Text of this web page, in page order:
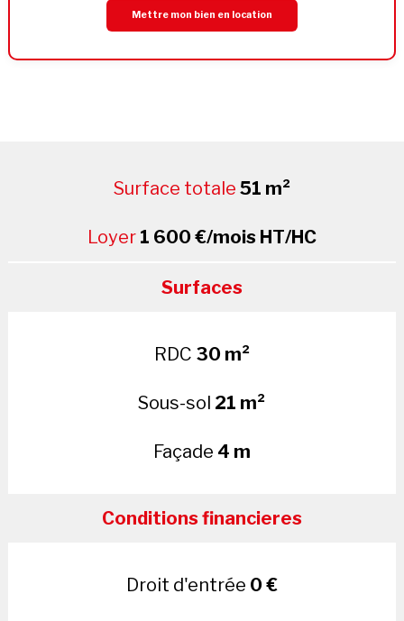
Mettre mon bien en location
Surface totale 51 m²
Loyer 1 600 €/mois HT/HC
Surfaces
RDC 30 m²
Sous-sol 21 m²
Façade 4 m
Conditions financieres
Droit d'entrée 0 €